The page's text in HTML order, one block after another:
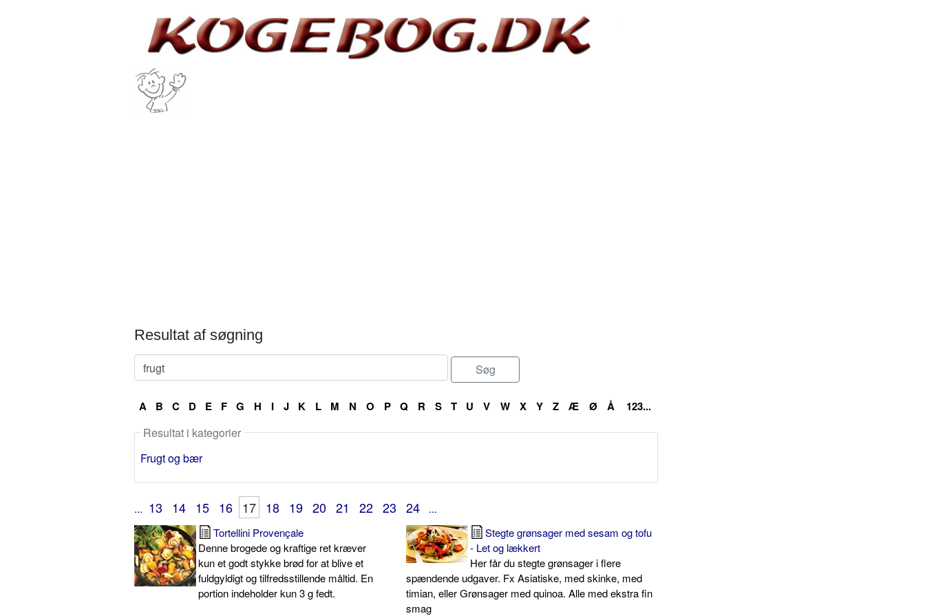
Resultat af søgning
A B C D E F G H I J K L M N O P Q R S T U V W X Y Z Æ Ø Å 123...
Resultat i kategorier
Frugt og bær
... 13 14 15 16 17 18 19 20 21 22 23 24
...
Tortellini Provençale
Denne brogede og kraftige ret kræver
kun et godt stykke brød for at blive et
fuldgyldigt og tilfredsstillende måltid. En
portion indeholder kun 3 g fedt.
Stegte grønsager med sesam og tofu
- Let og lækkert
Her får du stegte grønsager i flere
spændende udgaver. Fx Asiatiske, med skinke, med
timian, eller Grønsager med quinoa. Alle med ekstra fin
smag